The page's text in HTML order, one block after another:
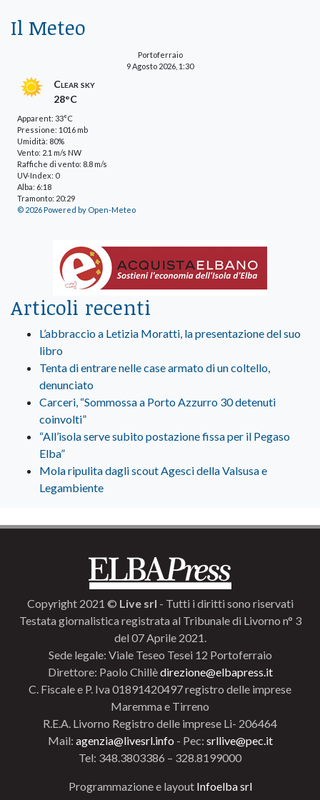
Il Meteo
Portoferraio
9 Agosto 2026, 1:30
Clear sky
28°C
Apparent: 33°C
Pressione: 1016 mb
Umidità: 80%
Vento: 2.1 m/s NW
Raffiche di vento: 8.8 m/s
UV-Index: 0
Alba: 6:18
Tramonto: 20:29
© 2026 Powered by Open-Meteo
Articoli recenti
L’abbraccio a Letizia Moratti, la presentazione del suo
libro
Tenta di entrare nelle case armato di un coltello,
denunciato
Carceri, “Sommossa a Porto Azzurro 30 detenuti
coinvolti”
“All’isola serve subito postazione fissa per il Pegaso
Elba”
Mola ripulita dagli scout Agesci della Valsusa e
Legambiente
Copyright 2021 © Live srl - Tutti i diritti sono riservati
Testata giornalistica registrata al Tribunale di Livorno n° 3
del 07 Aprile 2021.
Sede legale: Viale Teseo Tesei 12 Portoferraio
Direttore: Paolo Chillèdirezione@elbapress.it
C. Fiscale e P. Iva 01891420497 registro delle imprese
Maremma e Tirreno
R.E.A. Livorno Registro delle imprese Li- 206464
Mail: agenzia@livesrl.info - Pec: srllive@pec.it
Tel: 348.3803386 – 328.8199000
Programmazione e layout Infoelba srl